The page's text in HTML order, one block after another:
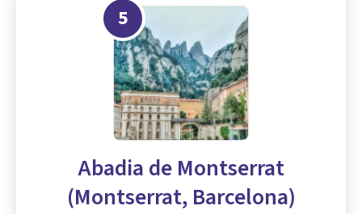
5
Abadia de Montserrat
(Montserrat, Barcelona)